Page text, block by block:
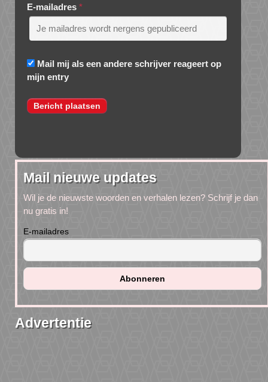
E-mailadres *
Mail mij als een andere schrijver reageert op
mijn entry
Mail nieuwe updates
Wil je de nieuwste woorden en verhalen lezen? Schrijf je dan
nu gratis in!
E-mailadres
Advertentie